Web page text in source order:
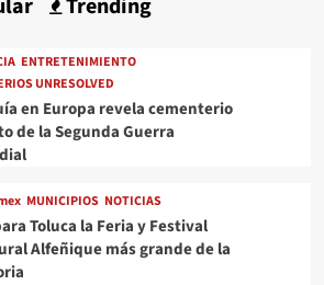
Trending
ENTRETENIMIENTO
UNRESOLVED
en Europa revela cementerio
de la Segunda Guerra
MUNICIPIOS NOTICIAS
Toluca la Feria y Festival
Alfeñique más grande de la